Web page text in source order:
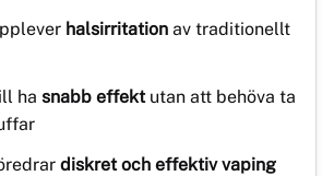
halsirritation av traditionellt
ha snabb effektutan att behöva ta
diskret och effektiv vaping